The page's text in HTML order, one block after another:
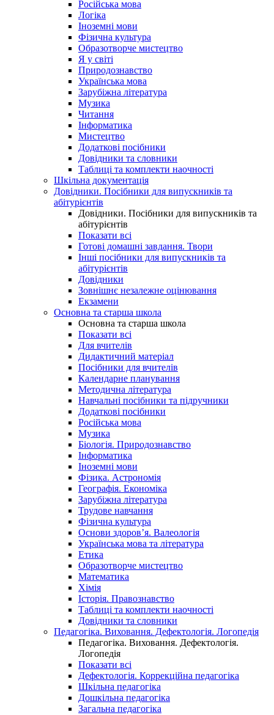
Російська мова
Логіка
Іноземні мови
Фізична культура
Образотворче мистецтво
Я у світі
Природознавство
Українська мова
Зарубіжна література
Музика
Читання
Інформатика
Мистецтво
Додаткові посібники
Довідники та словники
Таблиці та комплекти наочності
Шкільна документація
Довідники. Посібники для випускників та
абітурієнтів
Довідники. Посібники для випускників та
абітурієнтів
Показати всі
Готові домашні завдання. Твори
Інші посібники для випускників та
абітурієнтів
Довідники
Зовнішнє незалежне оцінювання
Екзамени
Основна та старша школа
Основна та старша школа
Показати всі
Для вчителів
Дидактичний матеріал
Посібники для вчителів
Календарне планування
Методична література
Навчальні посібники та підручники
Додаткові посібники
Російська мова
Музика
Біологія. Природознавство
Інформатика
Іноземні мови
Фізика. Астрономія
Географія. Економіка
Зарубіжна література
Трудове навчання
Фізична культура
Основи здоров’я. Валеологія
Українська мова та література
Етика
Образотворче мистецтво
Математика
Хімія
Історія. Правознавство
Таблиці та комплекти наочності
Довідники та словники
Педагогіка. Виховання. Дефектологія. Логопедія
Педагогіка. Виховання. Дефектологія.
Логопедія
Показати всі
Дефектологія. Коррекційна педагогіка
Шкільна педагогіка
Дошкільна педагогіка
Загальна педагогіка